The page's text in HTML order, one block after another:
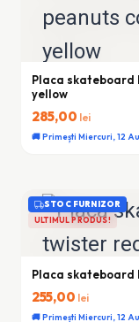
Placa skateboard
yellow
285,00 lei
🚚 Primești Miercuri, 12
STOC FURNIZOR
ULTIMUL PRODUS!
Placa skateboard
255,00 lei
🚚 Primești Miercuri, 12